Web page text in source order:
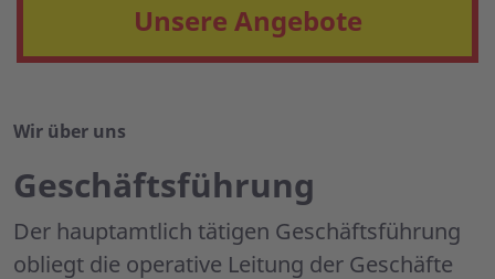
Unsere Angebote
Wir über uns
Geschäftsführung
Der hauptamtlich tätigen Geschäftsführung
obliegt die operative Leitung der Geschäfte